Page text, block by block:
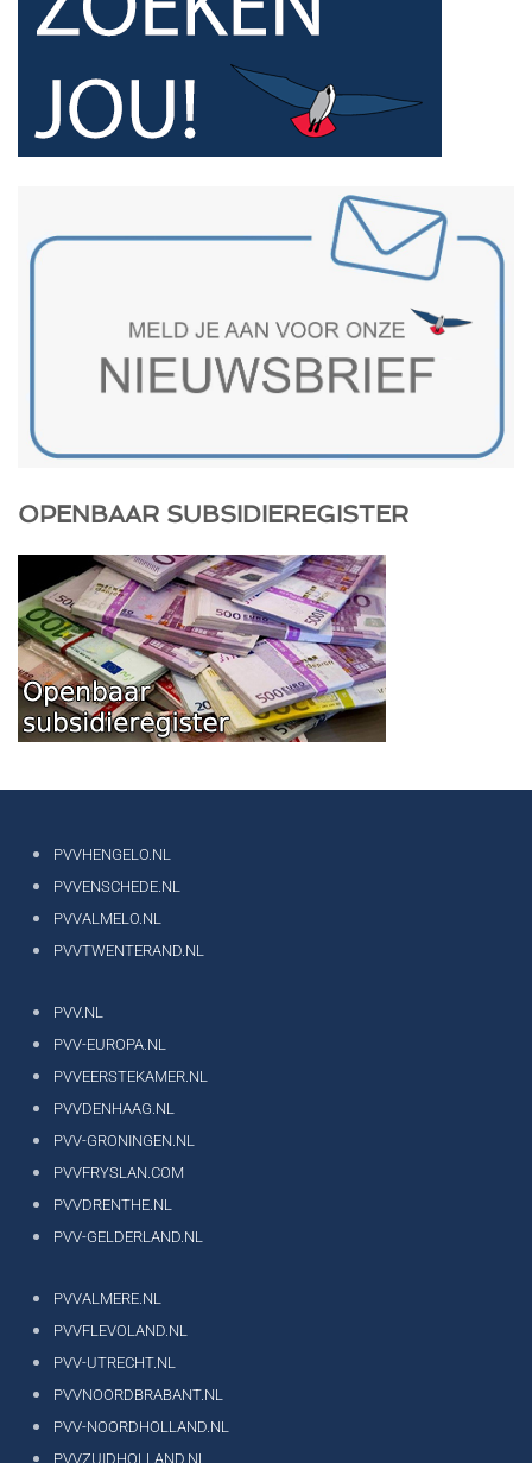
OPENBAAR SUBSIDIEREGISTER
PVVHENGELO.NL
PVVENSCHEDE.NL
PVVALMELO.NL
PVVTWENTERAND.NL
PVV.NL
PVV-EUROPA.NL
PVVEERSTEKAMER.NL
PVVDENHAAG.NL
PVV-GRONINGEN.NL
PVVFRYSLAN.COM
PVVDRENTHE.NL
PVV-GELDERLAND.NL
PVVALMERE.NL
PVVFLEVOLAND.NL
PVV-UTRECHT.NL
PVVNOORDBRABANT.NL
PVV-NOORDHOLLAND.NL
PVVZUIDHOLLAND.NL